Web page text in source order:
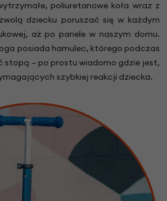
poliuretanowe koła wraz z
dziecku poruszać się w każdym
aż po panele w naszym domu.
posiada hamulec, którego podczas
stopą – po prostu wiadomo gdzie jest,
szybkiej reakcji dziecka.